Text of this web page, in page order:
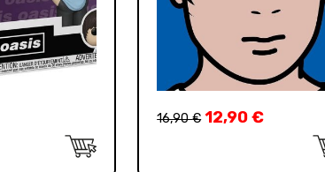
16,90€ 12,90€